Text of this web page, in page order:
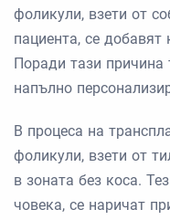
фоликули, взети от
пациента, се
Поради тази причина
напълно
В процеса на
фоликули, взети от
в зоната без коса.
човека, се наричат